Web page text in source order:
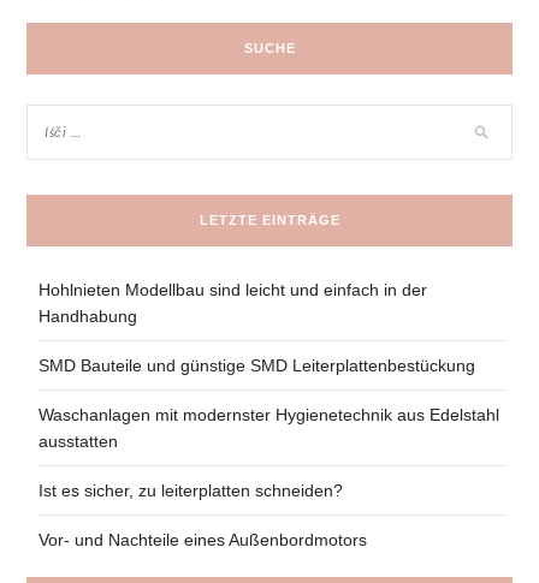
SUCHE
LETZTE EINTRÄGE
Hohlnieten Modellbau sind leicht und einfach in der
Handhabung
SMD Bauteile und günstige SMD Leiterplattenbestückung
Waschanlagen mit modernster Hygienetechnik aus Edelstahl
ausstatten
Ist es sicher, zu leiterplatten schneiden?
Vor- und Nachteile eines Außenbordmotors